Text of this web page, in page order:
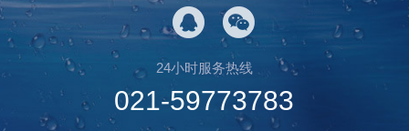
24小时服务热线
021-59773783